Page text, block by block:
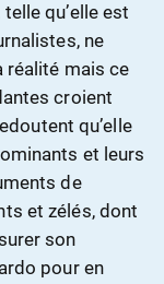
qu’elle est
ne
réalité mais ce
croient
qu’elle
et leurs
de
et zélés, dont
son
pour en